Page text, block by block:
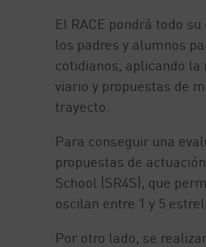
El RACE pondrá todo
los padres y alumnos
cotidianos, aplicando
viario y propuestas de
trayecto.
Para conseguir una
propuestas de
School (SR4S), que
oscilan entre 1 y 5
Por otro lado, se